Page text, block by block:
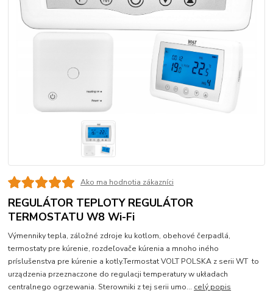
Ako ma hodnotia zákazníci
REGULÁTOR TEPLOTY REGULÁTOR
TERMOSTATU W8 Wi-Fi
Výmenniky tepla, záložné zdroje ku kotlom, obehové čerpadlá,
termostaty pre kúrenie, rozdeľovače kúrenia a mnoho iného
príslušenstva pre kúrenie a kotly.Termostat VOLT POLSKA z serii WT to
urządzenia przeznaczone do regulacji temperatury w układach
centralnego ogrzewania. Sterowniki z tej serii umo... celý popis